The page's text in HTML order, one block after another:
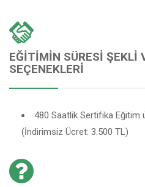
EĞITIMIN SÜRESI ŞEKLI
SEÇENEKLERI
480 Saatlik Sertifika Eğitim
(İndirimsiz Ücret: 3.500 TL)